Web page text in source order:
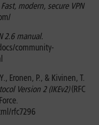
modern, secure VPN
2.6 manual.
community-
Eronen, P., & Kivinen, T.
Version 2 (IKEv2)(RFC
rfc7296